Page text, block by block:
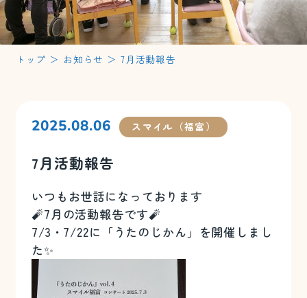
トップ ＞ お知らせ ＞ 7月活動報告
2025.08.06 スマイル（福富）
7月活動報告
いつもお世話になっております
🧨7月の活動報告です🧨
7/3・7/22に「うたのじかん」を開催しまし
た✨